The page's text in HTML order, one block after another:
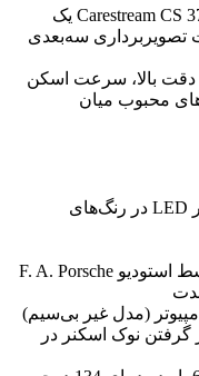
اسکنر داخل دهانی کداک Kodak مدل Carestream CS 3700 یک
تصویربرداری سه‌بعدی
دقت بالا، سرعت اسکن
محبوب میان
فناوری حسگر CMOS با منبع نور LED در رنگ‌های
طراحی صنعتی و ارگونومیک توسط استودیو F. A. Porsche
نوک اسکنر در